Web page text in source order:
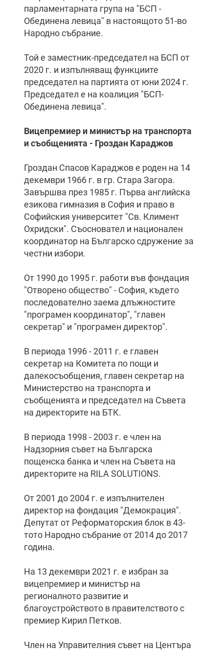
парламентарната група на "БСП -
Обединена левица" в настоящото 51-во
Народно събрание.
Той е заместник-председател на БСП от
2020 г. и изпълняващ функциите
председател на партията от юни 2024 г.
Председател е на коалиция "БСП-
Обединена левица".
Вицепремиер и министър на транспорта
и съобщенията - Гроздан Караджов
Гроздан Спасов Караджов е роден на 14
декември 1966 г. в гр. Стара Загора.
Завършва през 1985 г. Първа английска
езикова гимназия в София и право в
Софийския университет "Св. Климент
Охридски". Съосновател и национален
координатор на Българско сдружение за
честни избори.
От 1990 до 1995 г. работи във фондация
"Отворено общество" - София, където
последователно заема длъжностите
"програмен координатор", "главен
секретар" и "програмен директор".
В периода 1996 - 2011 г. е главен
секретар на Комитета по пощи и
далекосъобщения, главен секретар на
Министерство на транспорта и
съобщенията и председател на Съвета
на директорите на БТК.
В периода 1998 - 2003 г. е член на
Надзорния съвет на Българска
пощенска банка и член на Съвета на
директорите на RILA SOLUTIONS.
От 2001 до 2004 г. е изпълнителен
директор на фондация "Демокрация".
Депутат от Реформаторския блок в 43-
тото Народно събрание от 2014 до 2017
година.
На 13 декември 2021 г. е избран за
вицепремиер и министър на
регионалното развитие и
благоустройството в правителството с
премиер Кирил Петков.
Член на Управителния съвет на Центъра